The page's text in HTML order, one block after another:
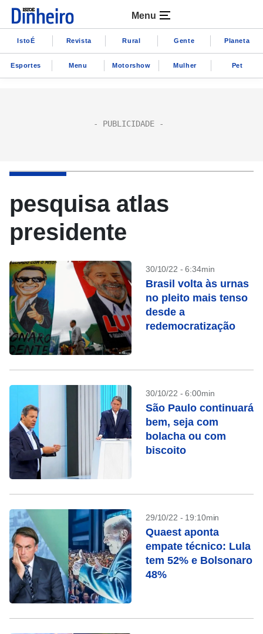
Menu
IstoÉ Revista Rural Gente Planeta
Esportes Menu Motorshow Mulher Pet
pesquisa atlas
presidente
30/10/22 - 6:34min
Brasil volta às urnas
no pleito mais tenso
desde a
redemocratização
30/10/22 - 6:00min
São Paulo continuará
bem, seja com
bolacha ou com
biscoito
29/10/22 - 19:10min
Quaest aponta
empate técnico: Lula
tem 52% e Bolsonaro
48%